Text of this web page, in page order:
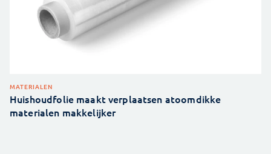
MATERIALEN
Huishoudfolie maakt verplaatsen atoomdikke
materialen makkelijker